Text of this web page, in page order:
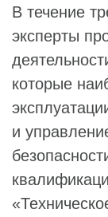
В течение
эксперты
которые
и